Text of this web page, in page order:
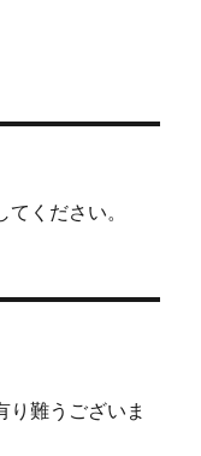
てください。
り難うございま